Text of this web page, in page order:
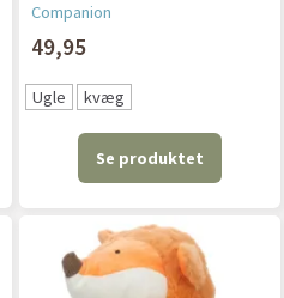
Companion
49,95
Ugle kvæg
Se produktet